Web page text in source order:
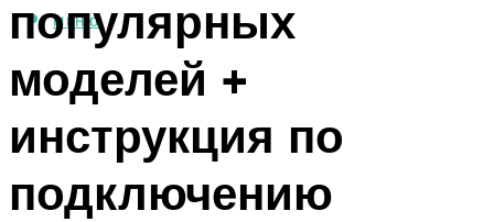
МЕНЮ
популярных
моделей +
инструкция по
подключению